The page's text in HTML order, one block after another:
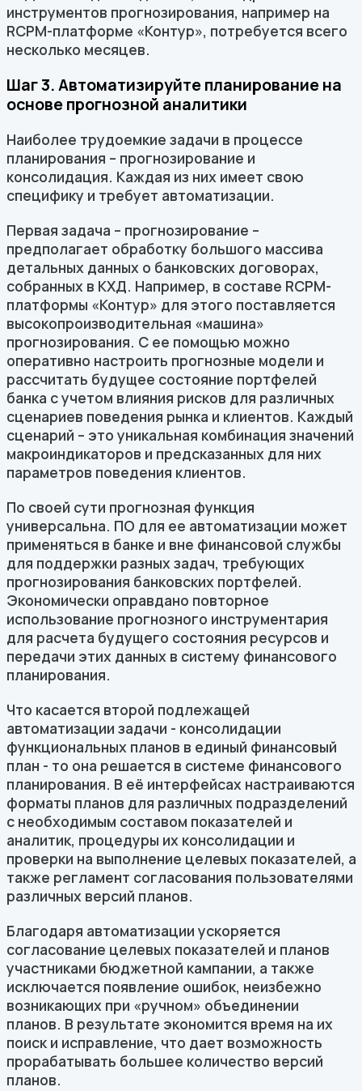
инструментов прогнозирования, например на
RCPM-платформе «Контур», потребуется всего
несколько месяцев.
Шаг 3. Автоматизируйте планирование на
основе прогнозной аналитики
Наиболее трудоемкие задачи в процессе
планирования – прогнозирование и
консолидация. Каждая из них имеет свою
специфику и требует автоматизации.
Первая задача – прогнозирование –
предполагает обработку большого массива
детальных данных о банковских договорах,
собранных в КХД. Например, в составе RCPM-
платформы «Контур» для этого поставляется
высокопроизводительная «машина»
прогнозирования. С ее помощью можно
оперативно настроить прогнозные модели и
рассчитать будущее состояние портфелей
банка с учетом влияния рисков для различных
сценариев поведения рынка и клиентов. Каждый
сценарий – это уникальная комбинация значений
макроиндикаторов и предсказанных для них
параметров поведения клиентов.
По своей сути прогнозная функция
универсальна. ПО для ее автоматизации может
применяться в банке и вне финансовой службы
для поддержки разных задач, требующих
прогнозирования банковских портфелей.
Экономически оправдано повторное
использование прогнозного инструментария
для расчета будущего состояния ресурсов и
передачи этих данных в систему финансового
планирования.
Что касается второй подлежащей
автоматизации задачи - консолидации
функциональных планов в единый финансовый
план - то она решается в системе финансового
планирования. В её интерфейсах настраиваются
форматы планов для различных подразделений
с необходимым составом показателей и
аналитик, процедуры их консолидации и
проверки на выполнение целевых показателей, а
также регламент согласования пользователями
различных версий планов.
Благодаря автоматизации ускоряется
согласование целевых показателей и планов
участниками бюджетной кампании, а также
исключается появление ошибок, неизбежно
возникающих при «ручном» объединении
планов. В результате экономится время на их
поиск и исправление, что дает возможность
прорабатывать большее количество версий
планов.